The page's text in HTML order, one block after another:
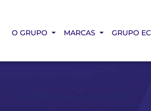
O GRUPO MARCAS GRUPO